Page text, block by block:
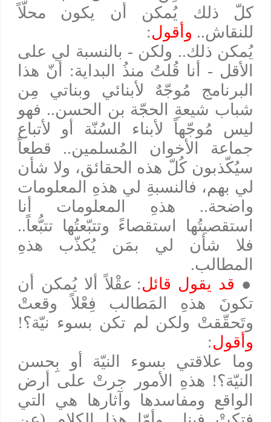
كلّ ذلك يُمكن أن يكون محلّاً
للنقاش.. وأقول :
يُمكن ذلك.. ولكن - بالنسبة لي على
الأقل - أنا قُلتُ منذُ البداية: أنّ هذا
البرنامج مُوجّهٌ لأبنائي وبناتي مِن
شباب شيعةِ الحجّة بن الحسن.. فهو
ليس مُوجّهاً لأبناء السُنّة أو لأتباع
جماعة الأخوان المُسلمين.. قطعاً
سيُكّذبون كُلّ هذه الحقائق، ولا شأن
لي بهم، فالنسبةِ لي هذهِ المعلومات
واضحة.. هذهِ المعلومات أنا
استقصيتُها استقصاءً وتتبّعتُها تتبُّعاً..
فلا شأن لي بمَن يُكذّب هذهِ
المطالب.
●
قد يقول قائل : عقْلاً ألا يُمكن أن
تكونَ هذهِ المَطالب فِعْلاً وقعتْ
وتَحقّقتْ ولكن لم تكن بسوء نيّة؟!
وأقول :
وما علاقتي بسوء النيّة أو بِحسن
النيّة؟! هذهِ الأمور جرتْ على أرض
الواقع ومفاسدها وآثارها هي التي